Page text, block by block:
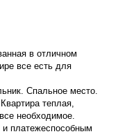
в отличном
все есть для
Спальное место.
теплая,
необходимое.
платежеспособным